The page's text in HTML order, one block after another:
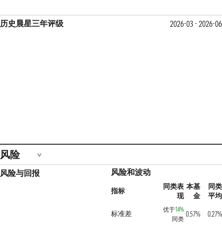
历史晨星三年评级 2026-03 - 2026-06
风险
风险与回报 风险和波动
指标
同类表
现
本基
金
同类
平均
标准差
优于14%
同类
0.57% 0.27%